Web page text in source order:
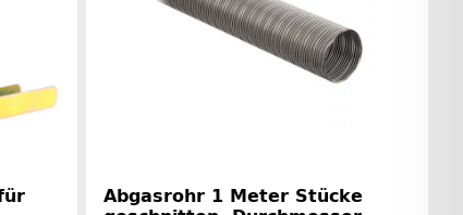
Abgasrohr 1 Meter Stücke